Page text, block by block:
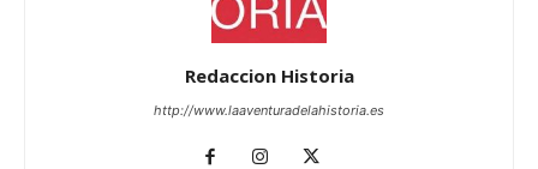
Redaccion Historia
http://www.laaventuradelahistoria.es